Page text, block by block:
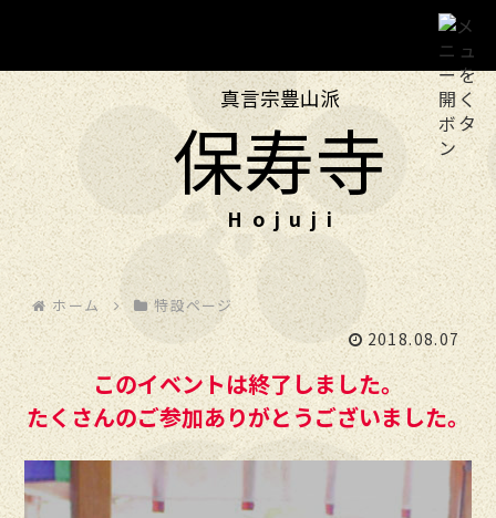
真言宗豊山派
保寿寺
ホーム
保寿寺について
投稿
年中行事
フォト
交通のご案内
ホーム 特設ページ
2018.08.07
このイベントは終了しました。
たくさんのご参加ありがとうございました。